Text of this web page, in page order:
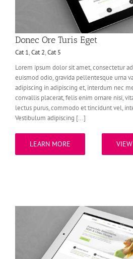
Donec Ore Turis Eget
Cat 1,Cat 2,Cat 5
Lorem ipsum dolor sit amet, consectetur
euismod odio, gravida pellentesque urna
adipiscing in adipiscing et, interdum nec
convallis placerat, felis enim ornare nisi,
lectus purus, commodo et tincidunt vel,
Vestibulum adipiscing [...]
LEARN MORE